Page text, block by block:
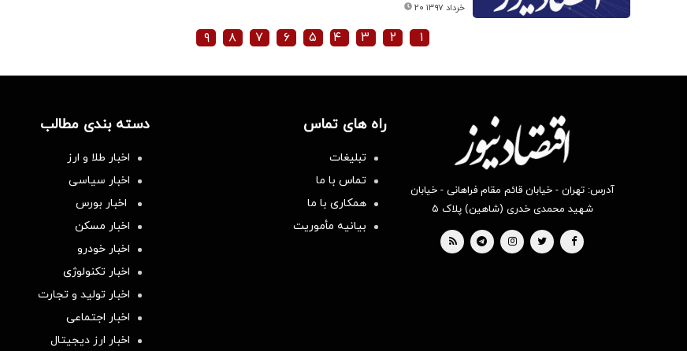
۲۰ خرداد ۱۳۹۷
۱ ۲ ۳ ۴ ۵ ۶ ۷ ۸ ۹
آدرس: تهران - خیابان قائم مقام فراهانی - خیابان
شهید محمدی خدری (شاهین) پلاک ۵
راه های تماس
تبلیغات
تماس با ما
همکاری با ما
بیانیه مأموریت
دسته بندی مطالب
اخبار طلا و ارز
اخبار سیاسی
اخبار بورس
اخبار مسکن
اخبار خودرو
اخبار تکنولوژی
اخبار تولید و تجارت
اخبار اجتماعی
اخبار ارز دیجیتال